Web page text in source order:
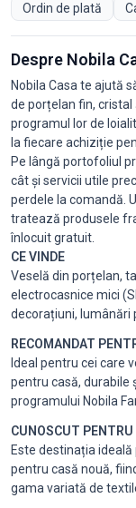
Ordin de plată
Despre Nobila
Nobila Casa te ajută
de porțelan fin,
programul lor de
la fiecare achiziție
Pe lângă portofoliul
cât și servicii utile
perdele la comandă.
tratează produsele
înlocuit gratuit.
CE VINDE
Veselă din porțelan,
electrocasnice mici
decorațiuni, lumânări
RECOMANDAT
Ideal pentru cei care
pentru casă, durabile
programului Nobila
CUNOSCUT PENTRU
Este destinația
pentru casă nouă,
gama variată de